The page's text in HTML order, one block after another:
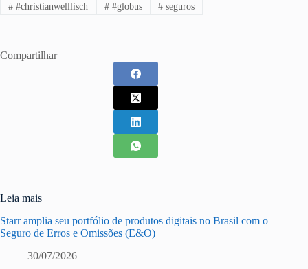
##christianwelllisch ##globus # seguros
Compartilhar
Leia mais
Starr amplia seu portfólio de produtos digitais no Brasil com o
Seguro de Erros e Omissões (E&O)
30/07/2026